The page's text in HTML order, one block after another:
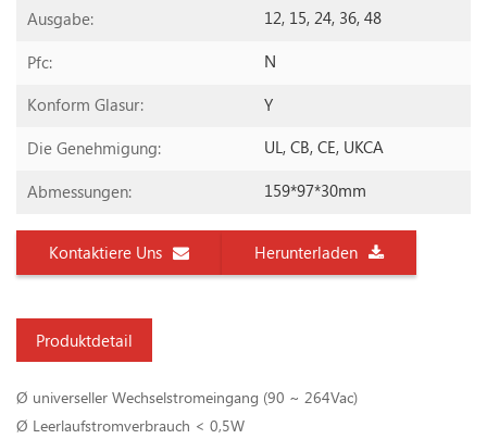
Ausgabe: 12, 15, 24, 36, 48
Pfc: N
Konform Glasur: Y
Die Genehmigung: UL, CB, CE, UKCA
Abmessungen: 159*97*30mm
Kontaktiere Uns Herunterladen
Produktdetail
Ø universeller Wechselstromeingang (90 ~ 264Vac)
Ø Leerlaufstromverbrauch < 0,5W